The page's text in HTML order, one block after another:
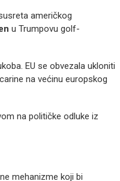
američkog
u Trumpovu golf-
EU se obvezala ukloniti
na većinu europskog
na političke odluke iz
mehanizme koji bi